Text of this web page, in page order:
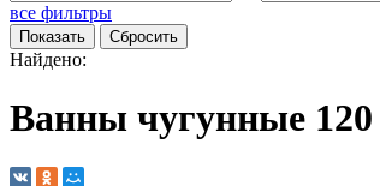
все фильтры
Найдено:
Ванны чугунные 120